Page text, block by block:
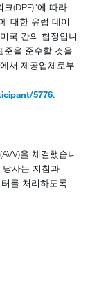
(DPF)"에 따라
대한 유럽 데이
국 간의 협정입니
준을 준수할 것을
서 제공업체로부
5776.
을 체결했습니
사는 지침과
를 처리하도록